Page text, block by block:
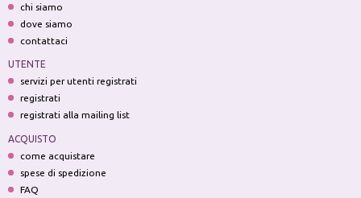
chi siamo
dove siamo
contattaci
UTENTE
servizi per utenti registrati
registrati
registrati alla mailing list
ACQUISTO
come acquistare
spese di spedizione
FAQ